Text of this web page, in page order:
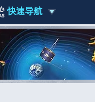
快速导航